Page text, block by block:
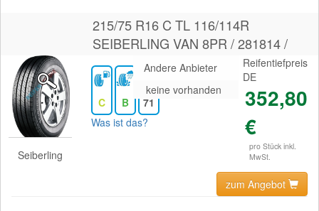
215/75 R16 C TL 116/114R
SEIBERLING VAN 8PR / 281814 /
Seiberling
C B
71
Was ist das?
Andere Anbieter
keine vorhanden
Reifentiefpreis
DE
352,80
€
pro Stück inkl.
MwSt.
zum Angebot